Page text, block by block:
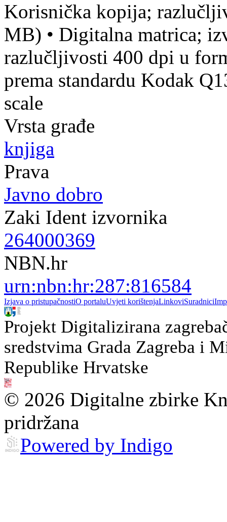
Korisnička kopija;
MB) • Digitalna matrica;
razlučljivosti 400 dpi u
prema standardu Kodak
scale
Vrsta građe
knjiga
Prava
Javno dobro
Zaki Ident izvornika
264000369
NBN.hr
urn:nbn:hr:287:816584
Izjava o pristupačnostiO portaluUvjeti korištenjaLinkoviSuradnici
Projekt Digitalizirana
sredstvima Grada Zagreba i
Republike Hrvatske
© 2026 Digitalne zbirke
pridržana
Powered by Indigo